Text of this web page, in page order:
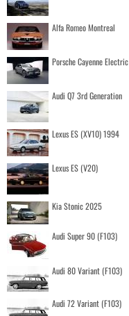
Alfa Romeo Montreal
Porsche Cayenne Electric
Audi Q7 3rd Generation
Lexus ES (XV10) 1994
Lexus ES (V20)
Kia Stonic 2025
Audi Super 90 (F103)
Audi 80 Variant (F103)
Audi 72 Variant (F103)